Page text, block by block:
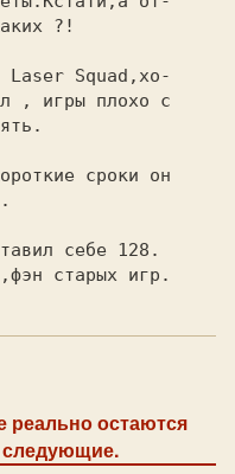
?!
, игры плохо с
старых игр.
реально остаются
следующие.